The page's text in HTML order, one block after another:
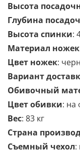
Высота
Глубина
Высота спинки:
Материал ножек
Цвет ножек:
Вариант
Обивочный
Цвет обивки: на
Вес: 83 кг
Страна
Съемный чехол: